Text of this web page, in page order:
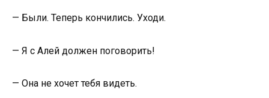
— Были. Теперь кончились. Уходи.
— Я с Алей должен поговорить!
— Она не хочет тебя видеть.